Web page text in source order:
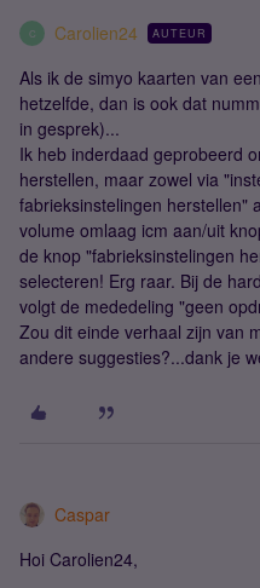
C Carolien24 AUTEUR
Als ik de simyo kaarten van
hetzelfde, dan is ook dat
in gesprek)...
Ik heb inderdaad geprobeerd
herstellen, maar zowel via
fabrieksinstelingen herstellen"
volume omlaag icm aan/uit
de knop "fabrieksinstelingen
selecteren! Erg raar. Bij de
volgt de mededeling "geen
Zou dit einde verhaal zijn van
andere suggesties?...dank je
Caspar
Hoi Carolien24,